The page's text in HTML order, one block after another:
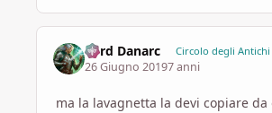
Lord Danarc Circolo degli Antichi
26 Giugno 20197 anni
ma la lavagnetta la devi copiare